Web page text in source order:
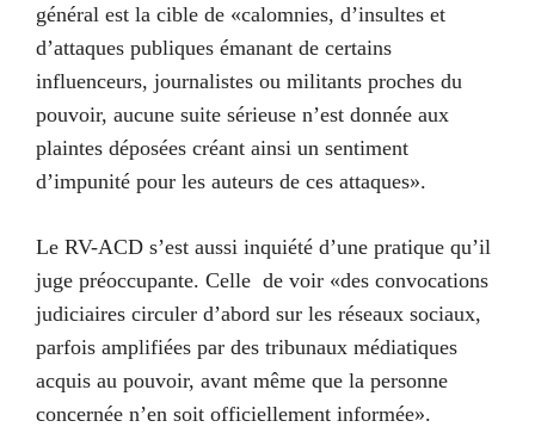
général est la cible de «calomnies, d’insultes et
d’attaques publiques émanant de certains
influenceurs, journalistes ou militants proches du
pouvoir, aucune suite sérieuse n’est donnée aux
plaintes déposées créant ainsi un sentiment
d’impunité pour les auteurs de ces attaques».
Le RV-ACD s’est aussi inquiété d’une pratique qu’il
juge préoccupante. Celle de voir «des convocations
judiciaires circuler d’abord sur les réseaux sociaux,
parfois amplifiées par des tribunaux médiatiques
acquis au pouvoir, avant même que la personne
concernée n’en soit officiellement informée».